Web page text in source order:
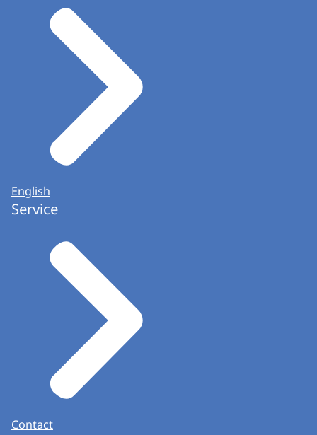
English
Service
Contact